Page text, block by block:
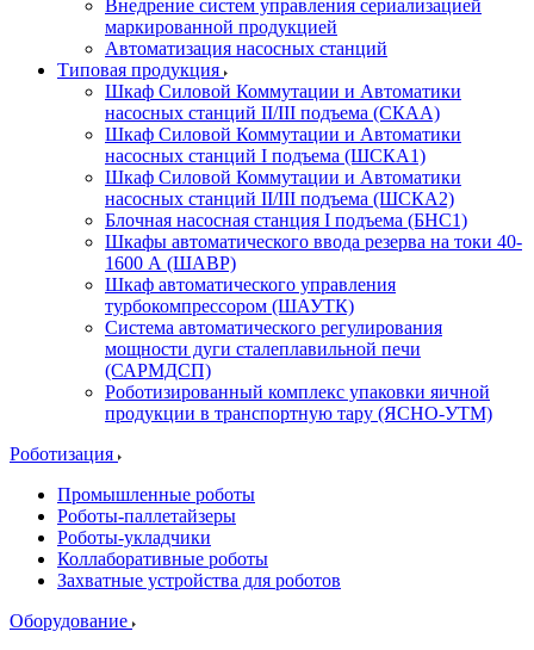
Внедрение систем управления сериализацией
маркированной продукцией
Автоматизация насосных станций
Типовая продукция
Шкаф Силовой Коммутации и Автоматики
насосных станций II/III подъема (СКАА)
Шкаф Силовой Коммутации и Автоматики
насосных станций I подъема (ШСКА1)
Шкаф Силовой Коммутации и Автоматики
насосных станций II/III подъема (ШСКА2)
Блочная насосная станция I подъема (БНС1)
Шкафы автоматического ввода резерва на токи 40-
1600 А (ШАВР)
Шкаф автоматического управления
турбокомпрессором (ШАУТК)
Система автоматического регулирования
мощности дуги сталеплавильной печи
(САРМДСП)
Роботизированный комплекс упаковки яичной
продукции в транспортную тару (ЯСНО-УТМ)
Роботизация
Промышленные роботы
Роботы-паллетайзеры
Роботы-укладчики
Коллаборативные роботы
Захватные устройства для роботов
Оборудование